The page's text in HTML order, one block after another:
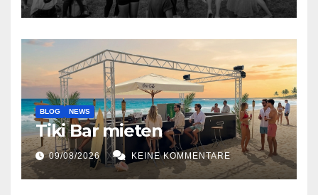
BLOG NEWS
Tiki Bar mieten
09/08/2026 KEINE KOMMENTARE